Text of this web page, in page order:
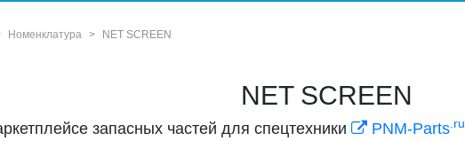
Номенклатура NET SCREEN
NET SCREEN
запасных частей для спецтехники PNM-Parts.ru